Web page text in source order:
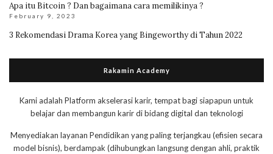
Apa itu Bitcoin ? Dan bagaimana cara memilikinya ?
February 9, 2023
3 Rekomendasi Drama Korea yang Bingeworthy di Tahun 2022
Rakamin Academy
Kami adalah Platform akselerasi karir, tempat bagi siapapun untuk
belajar dan membangun karir di bidang digital dan teknologi
Menyediakan layanan Pendidikan yang paling terjangkau (efisien secara
model bisnis), berdampak (dihubungkan langsung dengan ahli, praktik